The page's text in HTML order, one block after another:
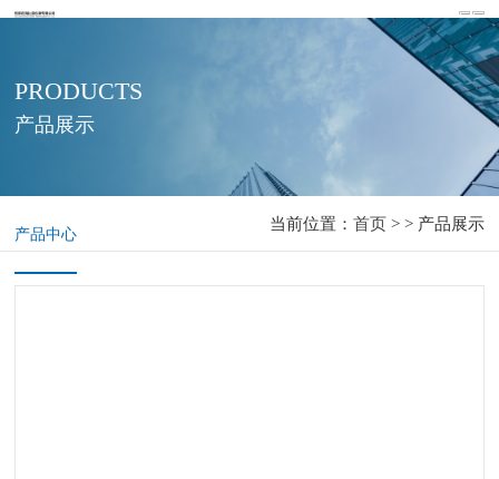
PRODUCTS
产品展示
产品中心
当前位置： 首页> > 产品展示